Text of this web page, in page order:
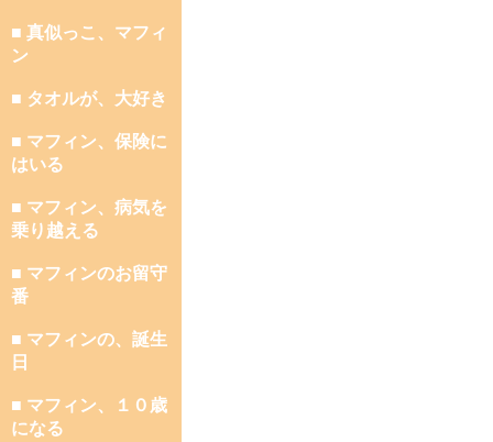
■ 真似っこ、マフィ
ン
■ タオルが、大好き
■ マフィン、保険に
はいる
■ マフィン、病気を
乗り越える
■ マフィンのお留守
番
■ マフィンの、誕生
日
■ マフィン、１０歳
になる